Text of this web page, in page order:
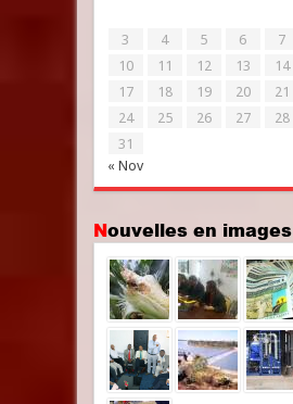
« Nov
3
4 5 6 7
10
11 12 13 14
17
18 19 20 21
24
25 26 27 28
31
Nouvelles en images